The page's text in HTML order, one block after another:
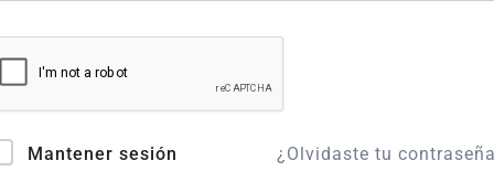
Mantener sesión ¿Olvidaste tu